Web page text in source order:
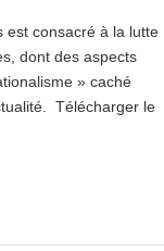
est consacré à la lutte
dont des aspects
» caché
Télécharger le